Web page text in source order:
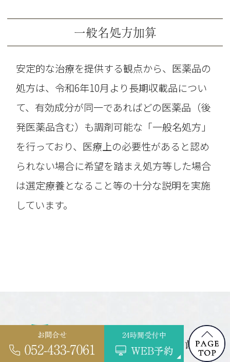
一般名処方加算
安定的な治療を提供する観点から、医薬品の
処方は、令和6年10月より長期収載品につい
て、有効成分が同一であればどの医薬品（後
発医薬品含む）も調剤可能な「一般名処方」
を行っており、医療上の必要性があると認め
られない場合に希望を踏まえ処方等した場合
は選定療養となること等の十分な説明を実施
しています。